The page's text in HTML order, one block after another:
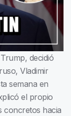
decidió
Vladimir
semana en
el propio
concretos hacia